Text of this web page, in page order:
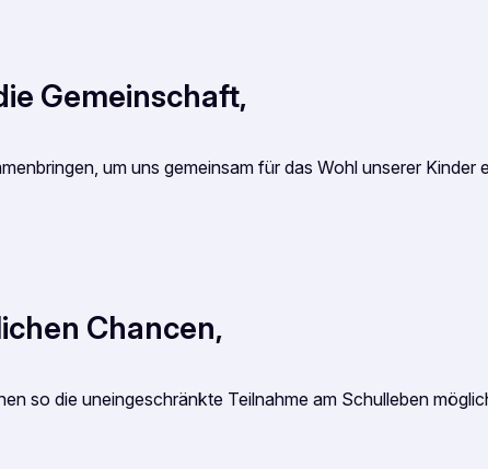
Gemeinschaft,
um uns gemeinsam für das Wohl unserer Kinder
Chancen,
so die uneingeschränkte Teilnahme am Schulleben